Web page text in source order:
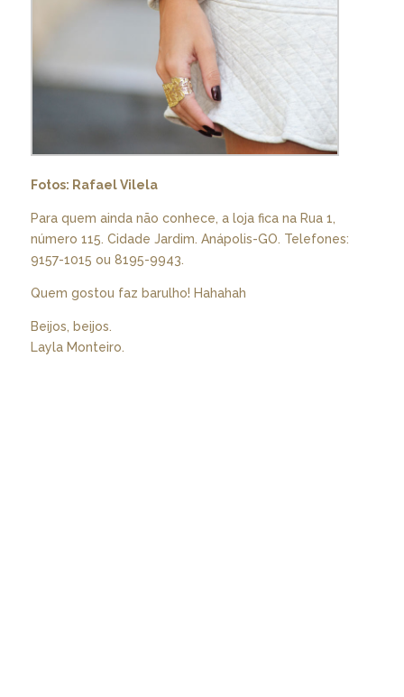
Fotos: Rafael Vilela
Para quem ainda não conhece, a loja fica na Rua 1,
número 115. Cidade Jardim. Anápolis-GO. Telefones:
9157-1015 ou 8195-9943.
Quem gostou faz barulho! Hahahah
Beijos, beijos.
Layla Monteiro.